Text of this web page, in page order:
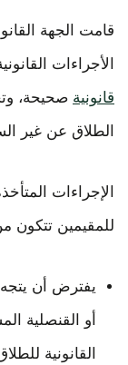
قامت الجهة
الأجراءات
قانونية صحيحة،
الطلاق عن غير
الإجراءات
للمقيمين تتكون
يفترض أن يتجه
أو القنصلية
القانونية